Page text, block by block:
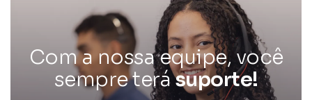
Com a nossa equipe, você
sempre terásoluç